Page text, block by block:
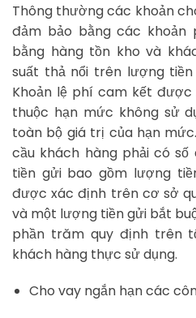
Thông thường các khoản
đảm bảo bằng các khoản
bằng hàng tồn kho và
suất thả nổi trên lượng
Khoản lệ phí cam kết
thuộc hạn mức không sử
toàn bộ giá trị của hạn
cầu khách hàng phải có
tiền gửi bao gồm lượng
được xác định trên cơ sở
và một lượng tiền gửi bắt
phần trăm quy định trên
khách hàng thực sử dụng.
Cho vay ngắn hạn các